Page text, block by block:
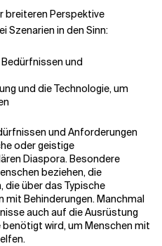
breiteren Perspektive
Szenarien in den Sinn:
und
und die Technologie, um
und Anforderungen
oder geistige
Diaspora. Besondere
beziehen, die
die über das Typische
mit Behinderungen. Manchmal
auch auf die Ausrüstung
wird, um Menschen mit